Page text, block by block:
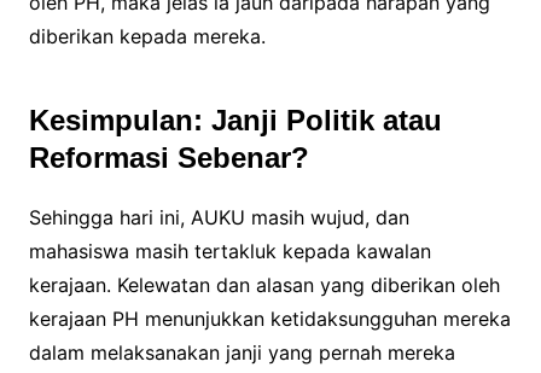
diberikan kepada mereka.
Kesimpulan: Janji Politik atau
Reformasi Sebenar?
Sehingga hari ini, AUKU masih wujud, dan
mahasiswa masih tertakluk kepada kawalan
kerajaan. Kelewatan dan alasan yang diberikan oleh
kerajaan PH menunjukkan ketidaksungguhan mereka
dalam melaksanakan janji yang pernah mereka